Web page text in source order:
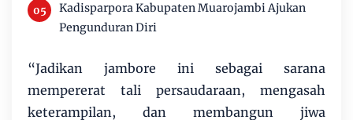
Kadisparpora Kabupaten Muarojambi Ajukan
Pengunduran Diri
“Jadikan jambore ini sebagai sarana
mempererat tali persaudaraan, mengasah
keterampilan, dan membangun jiwa